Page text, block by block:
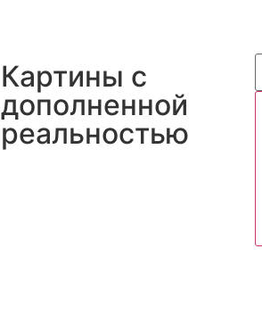
Картины с
дополненной
реальностью